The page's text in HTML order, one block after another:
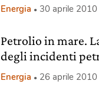
Energia 30 aprile 2010
Petrolio in mare.
degli incidenti
Energia 26 aprile 2010